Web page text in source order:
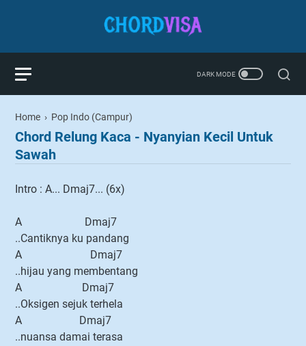
Home › Pop Indo (Campur)
Chord Relung Kaca - Nyanyian Kecil Untuk
Sawah
Intro : A... Dmaj7... (6x)
A Dmaj7
..Cantiknya ku pandang
A Dmaj7
..hijau yang membentang
A Dmaj7
..Oksigen sejuk terhela
A Dmaj7
..nuansa damai terasa